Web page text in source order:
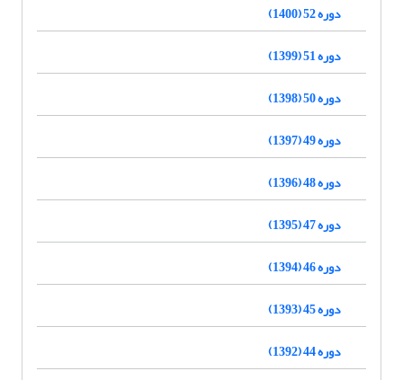
دوره 52 (1400)
دوره 51 (1399)
دوره 50 (1398)
دوره 49 (1397)
دوره 48 (1396)
دوره 47 (1395)
دوره 46 (1394)
دوره 45 (1393)
دوره 44 (1392)